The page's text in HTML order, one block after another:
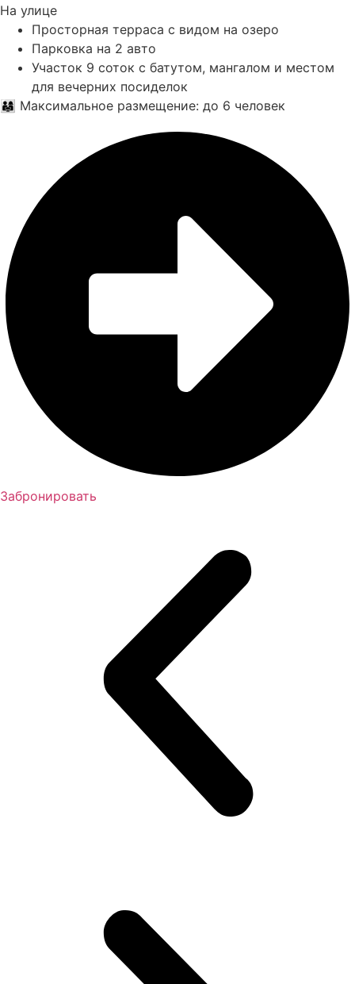
На улице
Просторная терраса с видом на озеро
Парковка на 2 авто
Участок 9 соток с батутом, мангалом и местом
для вечерних посиделок
👨‍👩‍👧 Максимальное размещение: до 6 человек
Забронировать